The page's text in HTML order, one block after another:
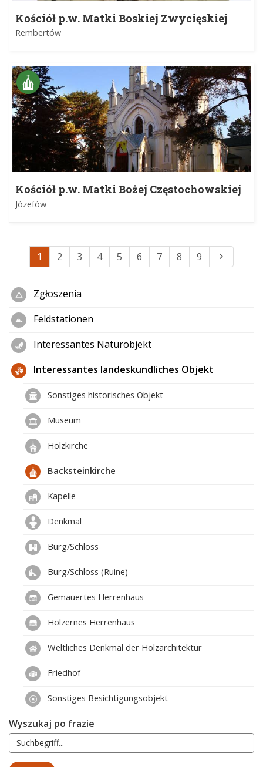
Kościół p.w. Matki Boskiej Zwycięskiej
Rembertów
Kościół p.w. Matki Bożej Częstochowskiej
Józefów
1 2 3 4 5 6 7 8 9
Zgłoszenia
Feldstationen
Interessantes Naturobjekt
Interessantes landeskundliches Objekt
Sonstiges historisches Objekt
Museum
Holzkirche
Backsteinkirche
Kapelle
Denkmal
Burg/Schloss
Burg/Schloss (Ruine)
Gemauertes Herrenhaus
Hölzernes Herrenhaus
Weltliches Denkmal der Holzarchitektur
Friedhof
Sonstiges Besichtigungsobjekt
Wyszukaj po frazie